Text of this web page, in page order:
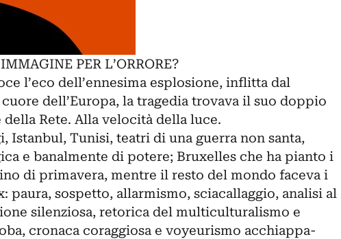
PER L’ORRORE?
l’eco dell’ennesima esplosione, inflitta dal
dell’Europa, la tragedia trovava il suo doppio
Rete. Alla velocità della luce.
Istanbul, Tunisi, teatri di una guerra non santa,
e banalmente di potere; Bruxelles che ha pianto i
di primavera, mentre il resto del mondo faceva i
paura, sospetto, allarmismo, sciacallaggio, analisi al
silenziosa, retorica del multiculturalismo e
cronaca coraggiosa e voyeurismo acchiappa-